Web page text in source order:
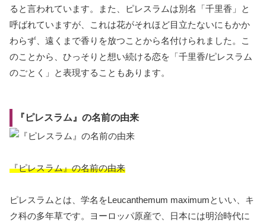
ると言われています。また、ピレスラムは別名「千里香」と
呼ばれていますが、これは花がそれほど目立たないにもかか
わらず、遠くまで香りを放つことから名付けられました。こ
のことから、ひっそりと想い続ける恋を「千里香/ピレスラム
のごとく」と表現することもあります。
『ピレスラム』の名前の由来
『ピレスラム』の名前の由来
ピレスラムとは、学名をLeucanthemum maximumといい、キ
ク科の多年草です。ヨーロッパ原産で、日本には明治時代に